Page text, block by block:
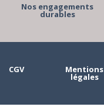
Nos engagements
durables
CGV Mentions
légales